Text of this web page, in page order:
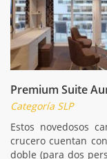
Premium Suite
Categoría SLP
Estos novedosos
crucero cuentan
doble (para dos